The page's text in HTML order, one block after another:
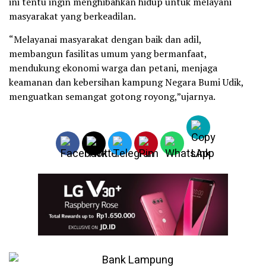
masyarakat yang berkeadilan.
“Melayanai masyarakat dengan baik dan adil,
⁠membangun fasilitas umum yang bermanfaat,
mendukung ekonomi warga dan petani, menjaga
keamanan dan kebersihan kampung Negara Bumi Udik,
menguatkan semangat gotong royong,”ujarnya.